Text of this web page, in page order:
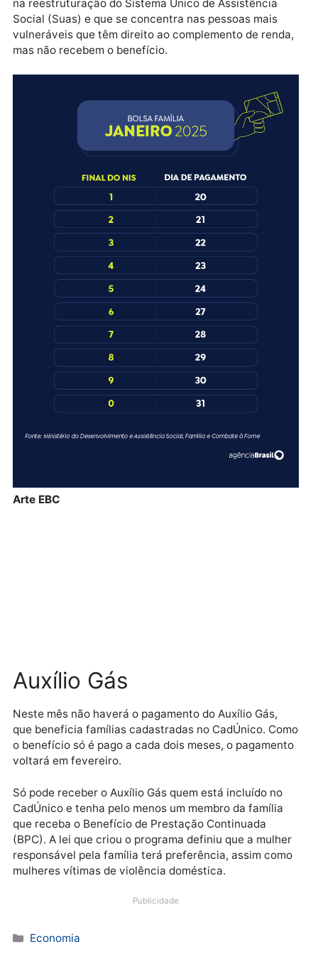
Informações Sociais (CNIS). Com base no
de informações, cerca de 440 mil de famílias foram
canceladas do programa neste mês por terem renda
acima das regras estabelecidas pelo Bolsa Família. O
CNIS conta com mais de 80 bilhões de registros
administrativos referentes a renda, vínculos de
emprego formal e benefícios previdenciários e
assistenciais pagos pelo INSS.
incluídas no programa em dezembro. A inclusão foi
possível por causa da política de busca ativa,
na reestruturação do Sistema Único de Assistência
Social (Suas) e que se concentra nas pessoas mais
vulneráveis que têm direito ao complemento de
mas não recebem o benefício.
Arte EBC